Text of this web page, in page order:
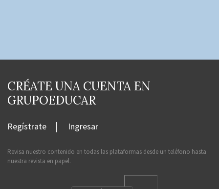
CRÉATE UNA CUENTA EN
GRUPOEDUCAR
Regístrate Ingresar
Revisa nuestro contenido en todas las plataformas desde un teléfono hasta
nuestra revista en papel.